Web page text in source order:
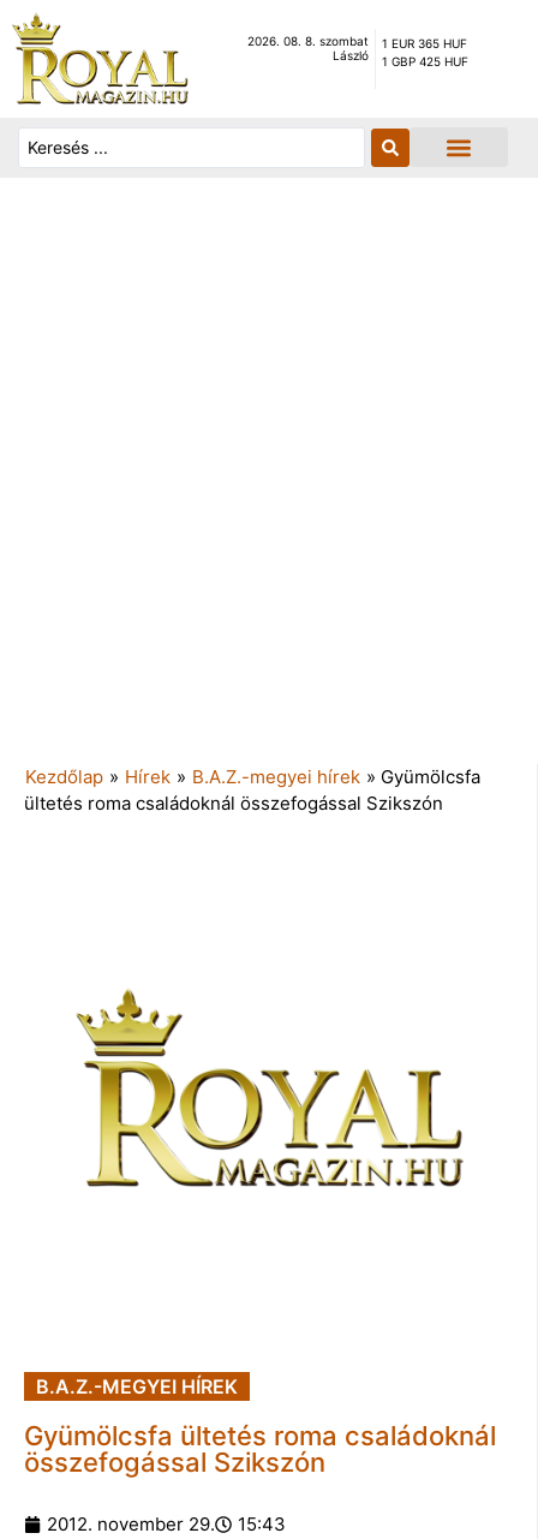
2026. 08. 8. szombat
László
1 EUR 365 HUF
1 GBP 425 HUF
Kezdőlap » Hírek » B.A.Z.-megyei hírek » Gyümölcsfa
ültetés roma családoknál összefogással Szikszón
B.A.Z.-MEGYEI HÍREK
Gyümölcsfa ültetés roma családoknál
összefogással Szikszón
2012. november 29. 15:43